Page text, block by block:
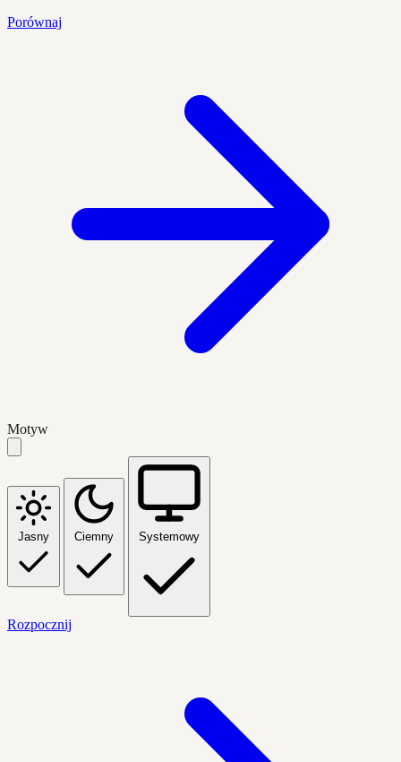
Porównaj
Motyw
Jasny Ciemny Systemowy
Rozpocznij